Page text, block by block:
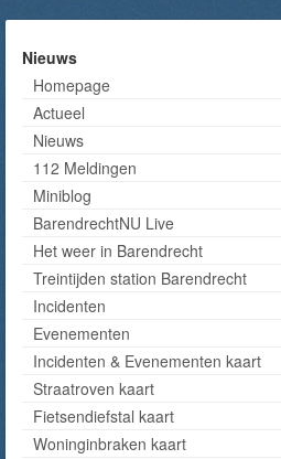
Nieuws
Homepage
Actueel
Nieuws
112 Meldingen
Miniblog
BarendrechtNU Live
Het weer in Barendrecht
Treintijden station Barendrecht
Incidenten
Evenementen
Incidenten & Evenementen kaart
Straatroven kaart
Fietsendiefstal kaart
Woninginbraken kaart